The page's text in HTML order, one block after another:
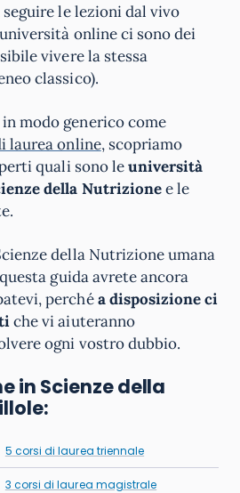
le lezioni dal vivo
online ci sono dei
vivere la stessa
classico).
modo generico come
laurea online, scopriamo
quali sono leuniversità
della Nutrizionee le
della Nutrizione umana
guida avrete ancora
perchéa disposizione ci
che vi aiuteranno
ogni vostro dubbio.
in Scienze della
5 corsi di laurea triennale
3 corsi di laurea magistrale